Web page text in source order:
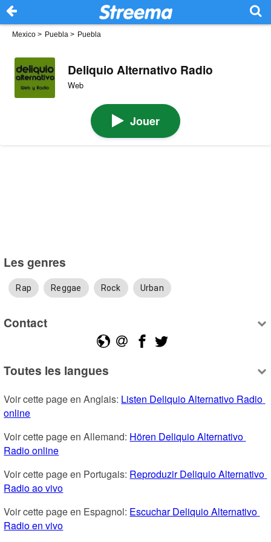
Mexico > Puebla > Puebla
Deliquio Alternativo Radio
Web
Jouer
Les genres
Rap Reggae Rock Urban
Contact
Toutes les langues
Voir cette page en Anglais: Listen Deliquio Alternativo Radio
online
Voir cette page en Allemand: Hören Deliquio Alternativo
Radio online
Voir cette page en Portugais: Reproduzir Deliquio Alternativo
Radio ao vivo
Voir cette page en Espagnol: Escuchar Deliquio Alternativo
Radio en vivo